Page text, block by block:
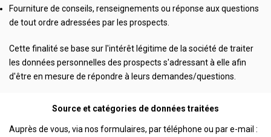
Fourniture de conseils, renseignements ou réponse aux questions
de tout ordre adressées par les prospects.
Cette finalité se base sur l'intérêt légitime de la société de traiter
les données personnelles des prospects s'adressant à elle afin
d'être en mesure de répondre à leurs demandes/questions.
Source et catégories de données traitées
Auprès de vous, via nos formulaires, par téléphone ou par e-mail :